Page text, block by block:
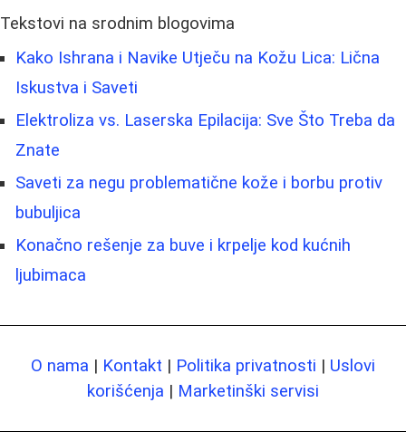
Tekstovi na srodnim blogovima
Kako Ishrana i Navike Utječu na Kožu Lica: Lična
Iskustva i Saveti
Elektroliza vs. Laserska Epilacija: Sve Što Treba da
Znate
Saveti za negu problematične kože i borbu protiv
bubuljica
Konačno rešenje za buve i krpelje kod kućnih
ljubimaca
O nama | Kontakt | Politika privatnosti | Uslovi
korišćenja | Marketinški servisi